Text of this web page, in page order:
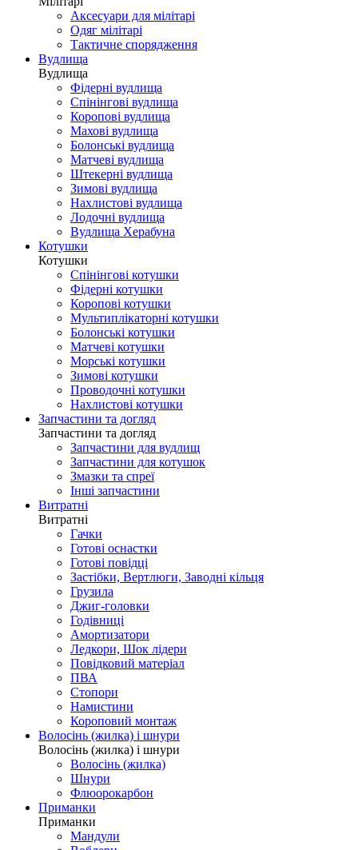
Аксесуари для мілітарі
Одяг мілітарі
Тактичне спорядження
Вудлища
Вудлища
Фідерні вудлища
Спінінгові вудлища
Коропові вудлища
Махові вудлища
Болонські вудлища
Матчеві вудлища
Штекерні вудлища
Зимові вудлища
Нахлистові вудлища
Лодочні вудлища
Вудлища Херабуна
Котушки
Котушки
Спінінгові котушки
Фідерні котушки
Коропові котушки
Мультиплікаторні котушки
Болонські котушки
Матчеві котушки
Морські котушки
Зимові котушки
Проводочні котушки
Нахлистові котушки
Запчастини та догляд
Запчастини та догляд
Запчастини для вудлищ
Запчастини для котушок
Змазки та спреї
Інші запчастини
Витратні
Витратні
Гачки
Готові оснастки
Готові повідці
Застібки, Вертлюги, Заводні кільця
Грузила
Джиг-головки
Годівниці
Амортизатори
Ледкори, Шок лідери
Повідковий матеріал
ПВА
Стопори
Намистини
Короповий монтаж
Волосінь (жилка) і шнури
Волосінь (жилка) і шнури
Волосінь (жилка)
Шнури
Флюорокарбон
Приманки
Приманки
Мандули